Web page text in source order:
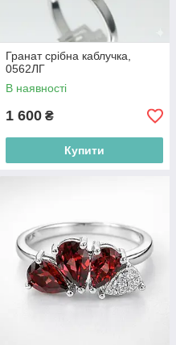
Гранат срібна каблучка,
0562ЛГ
В наявності
1 600 ₴
Купити